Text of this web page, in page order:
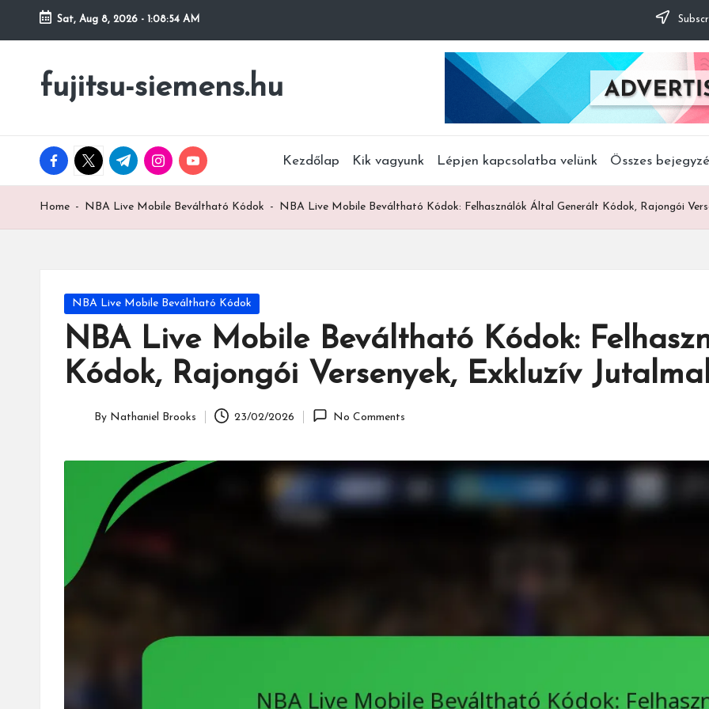
Skip
content
Sat, Aug 8, 2026 - 1:08:55 AM
fujitsu-siemens.hu
facebook.com
twitter.com
t.me instagram.com
youtube.com Kezdőlap Kik vagyunk Lépjen kapcsolatba velünk Összes
Home - NBA Live Mobile Beváltható Kódok - NBA Live Mobile Beváltható Kódok: Felhasználók Által Generált Kódok, Rajongói
Posted
in
NBA Live Mobile Beváltható Kódok
NBA Live Mobile Beváltható Kódok:
Kódok, Rajongói Versenyek, Exkluzív
By Nathaniel Brooks 23/02/2026 No Comments